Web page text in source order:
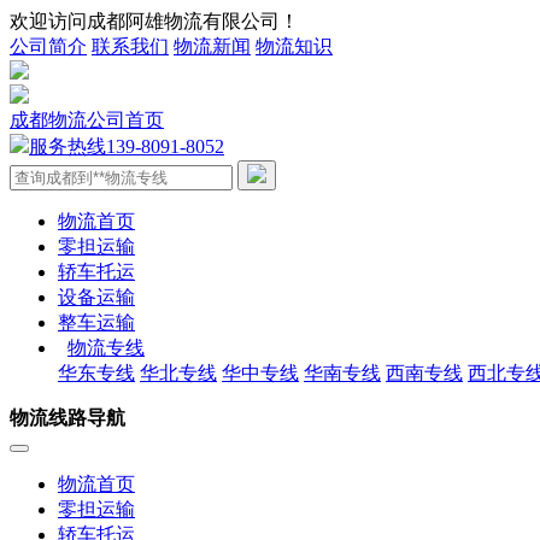
欢迎访问成都阿雄物流有限公司！
公司简介 联系我们 物流新闻 物流知识
成都物流公司首页
服务热线139-8091-8052
物流首页
零担运输
轿车托运
设备运输
整车运输
物流专线
华东专线 华北专线 华中专线 华南专线 西南专线 西北专
物流线路导航
物流首页
零担运输
轿车托运